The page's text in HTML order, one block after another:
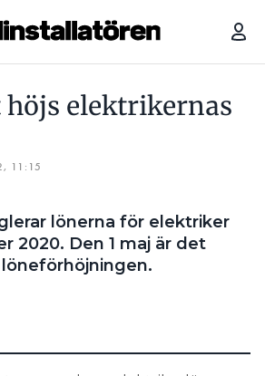
höjs elektrikernas
11:15
lönerna för elektriker
2020. Den 1 maj är det
ELEKTRIKERNAS NYA LÖNER